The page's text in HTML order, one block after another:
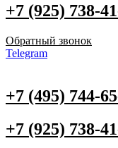
+7 (925) 738-
Обратный звонок
Telegram
+7 (495) 744-
+7 (925) 738-